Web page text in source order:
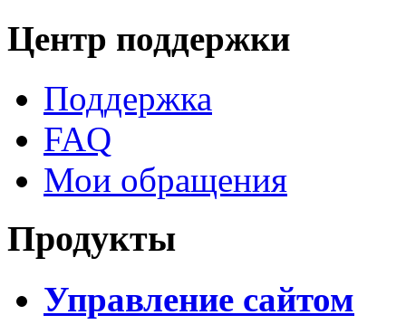
Центр поддержки
Поддержка
FAQ
Мои обращения
Продукты
Управление сайтом